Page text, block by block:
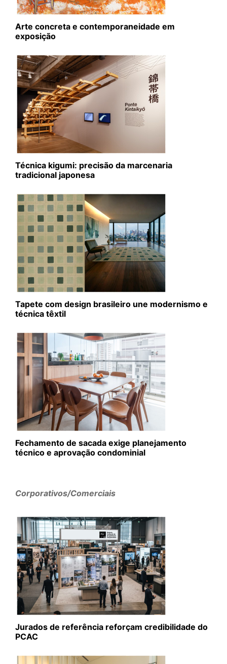
Arte concreta e contemporaneidade em
exposição
Técnica kigumi: precisão da marcenaria
tradicional japonesa
Tapete com design brasileiro une modernismo e
técnica têxtil
Fechamento de sacada exige planejamento
técnico e aprovação condominial
Corporativos/Comerciais
Jurados de referência reforçam credibilidade do
PCAC